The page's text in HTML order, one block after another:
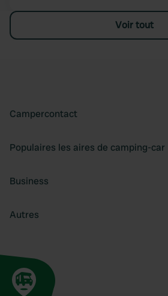
Voir tout
Campercontact
Populaires les aires de camping-car
Business
Autres